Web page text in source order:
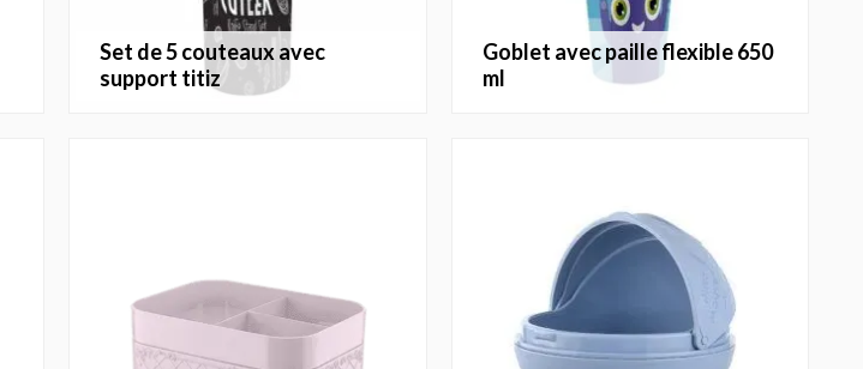
set de 5 couteaux avec
support titiz
goblet avec paille flexible 650
ml